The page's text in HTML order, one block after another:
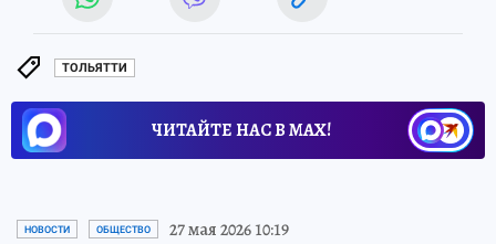
ТОЛЬЯТТИ
ЧИТАЙТЕ НАС В МАХ!
НОВОСТИ ОБЩЕСТВО 27 мая 2026 10:19